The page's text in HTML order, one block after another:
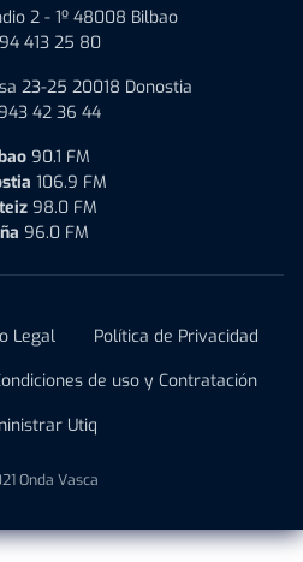
2 - 1º 48008 Bilbao
94 413 25 80
23-25 20018 Donostia
943 42 36 44
90.1 FM
106.9 FM
98.0 FM
96.0 FM
Legal
Política de Privacidad
de uso y Contratación
Utiq
Onda Vasca